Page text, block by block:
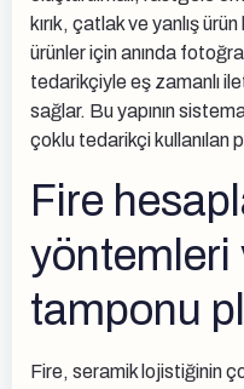
kırık, çatlak ve yanlış
ürünler için anında
tedarikçiyle eş zamanlı
sağlar. Bu yapının
çoklu tedarikçi kullanılan
Fire
yöntemleri
tamponu
Fire, seramik lojistiğinin